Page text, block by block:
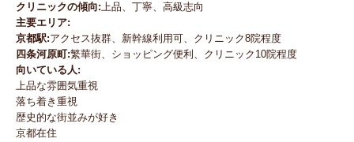
クリニックの傾向:上品、丁寧、高級志向
主要エリア:
京都駅:アクセス抜群、新幹線利用可、クリニック8院程度
四条河原町:繁華街、ショッピング便利、クリニック10院程度
向いている人:
上品な雰囲気重視
落ち着き重視
歴史的な街並みが好き
京都在住